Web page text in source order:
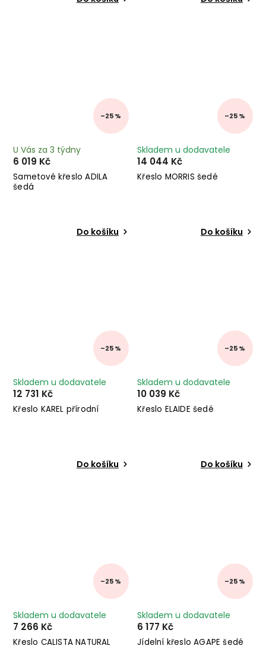
–25 %
Sametové křeslo ADILA
šedá
U Vás za 3 týdny
6 019 Kč
Do košíku
–25 %
Křeslo MORRIS šedé
Skladem u dodavatele
14 044 Kč
Do košíku
–25 %
Křeslo KAREL přírodní
Skladem u dodavatele
12 731 Kč
Do košíku
–25 %
Křeslo ELAIDE šedé
Skladem u dodavatele
10 039 Kč
Do košíku
–25 %
Křeslo CALISTA NATURAL
Skladem u dodavatele
7 266 Kč
–25 %
Jídelní křeslo AGAPE šedé
Skladem u dodavatele
6 177 Kč